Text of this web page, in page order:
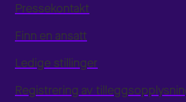
Pressekontakt
Finn en ansatt
Ledige stillinger
Registrering av